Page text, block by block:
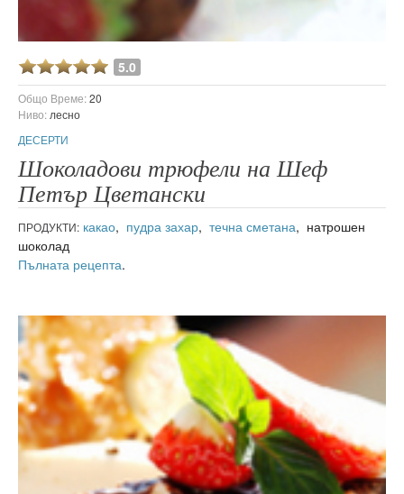
5.0
Общо Време:20
Ниво: лесно
ДЕСЕРТИ
Шоколадови трюфели на Шеф
Петър Цветански
ПРОДУКТИ: какао, пудра захар, течна сметана, натрошен
шоколад
Пълната рецепта.